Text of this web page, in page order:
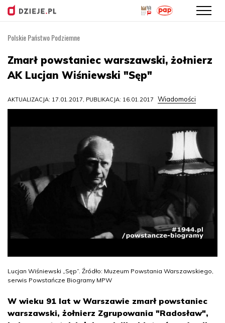
treści
Polskie Państwo Podziemne
Zmarł powstaniec warszawski, żołnierz
AK Lucjan Wiśniewski "Sęp"
AKTUALIZACJA: 17.01.2017, PUBLIKACJA: 16.01.2017 Wiadomości
Lucjan Wiśniewski „Sęp”. Źródło: Muzeum Powstania Warszawskiego,
serwis Powstańcze Biogramy MPW
W wieku 91 lat w Warszawie zmarł powstaniec
warszawski, żołnierz Zgrupowania "Radosław",